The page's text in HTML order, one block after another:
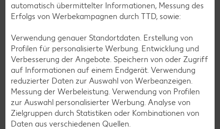
Glutenfreie Rezepte
Wer auf Gluten verzichtet, muss nicht automatisch auf
Vielfalt und Geschmack verzichten. Ob süß oder herzhaft –
mit unseren glutenfreien Rezepten zauberst du dir Gerichte,
die nicht nur verträglich, sondern auch richtig lecker sind.
Rezepte entdecken
automatisch übermittelter Informationen, Messung des
Erfolgs von Werbekampagnen durch TTD, sowie:
Verwendung genauer Standortdaten. Erstellung von
Profilen für personalisierte Werbung. Entwicklung und
Verbesserung der Angebote. Speichern von oder Zugriff
auf Informationen auf einem Endgerät. Verwendung
reduzierter Daten zur Auswahl von Werbeanzeigen.
Messung der Werbeleistung. Verwendung von Profilen
zur Auswahl personalisierter Werbung. Analyse von
Zielgruppen durch Statistiken oder Kombinationen von
Daten aus verschiedenen Quellen.